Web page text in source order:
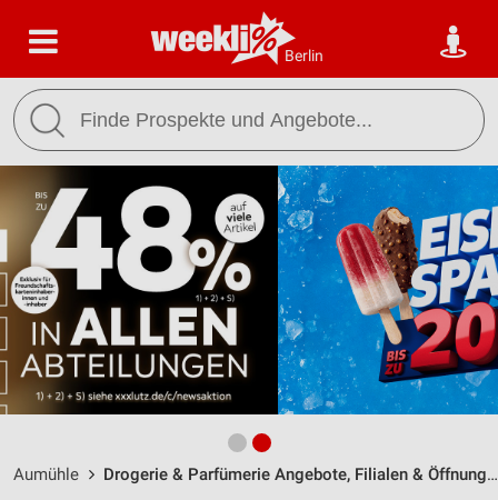
Berlin
Aumühle Drogerie & Parfümerie Angebote, Filialen & Öffnungszeiten